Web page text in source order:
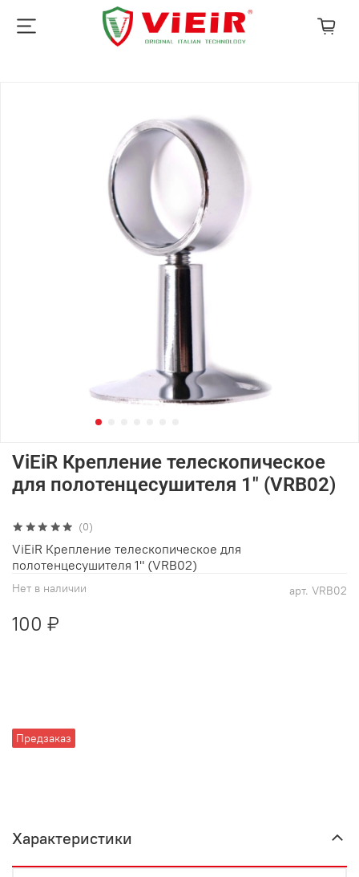
(0)
арт. VRB02
Нет в наличии
Предзаказ
ViEiR Крепление телескопическое
для полотенцесушителя 1" (VRB02)
100 ₽
ViEiR Крепление телескопическое для
полотенцесушителя 1" (VRB02)
Характеристики